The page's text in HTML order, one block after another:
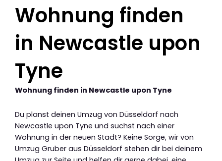
Wohnung finden
in Newcastle upon
Tyne
Wohnung finden in Newcastle upon Tyne
Du planst deinen Umzug von Düsseldorf nach
Newcastle upon Tyne und suchst nach einer
Wohnung in der neuen Stadt? Keine Sorge, wir von
Umzug Gruber aus Düsseldorf stehen dir bei deinem